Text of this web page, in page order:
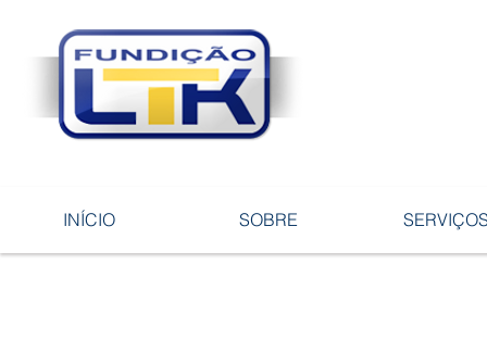
INÍCIO SOBRE